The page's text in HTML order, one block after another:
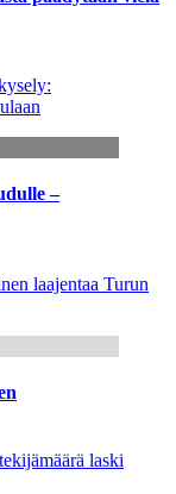
–
laajentaa Turun
laski